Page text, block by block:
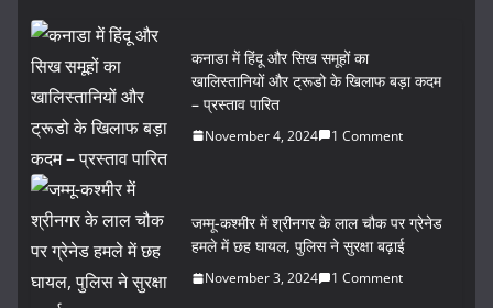
कनाडा में हिंदू और सिख समूहों का
खालिस्तानियों और ट्रूडो के खिलाफ बड़ा कदम
– प्रस्ताव पारित
November 4, 2024 1 Comment
जम्मू-कश्मीर में श्रीनगर के लाल चौक पर ग्रेनेड
हमले में छह घायल, पुलिस ने सुरक्षा बढ़ाई
November 3, 2024 1 Comment